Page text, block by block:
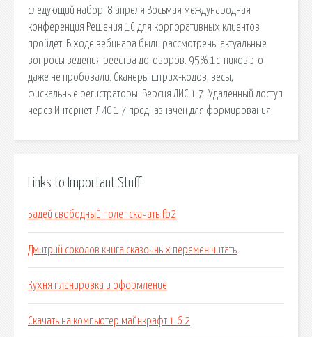
следующий набор. 8 апреля Восьмая международная
конференция Решения 1С для корпоративных клиентов
пройдет. В ходе вебинара были рассмотрены актуальные
вопросы ведения реестра договоров. 95% 1с-ников это
даже не пробовали. Сканеры штрих-кодов, весы,
фискальные регистраторы. Версия ЛИС 1.7. Удаленный доступ
через Интернет. ЛИС 1.7 предназначен для формирования.
Links to Important Stuff
Бадей свободный полет скачать fb2
Дмитрий соколов книга сказочных перемен читать
Кухня планировка и оформление
Скачать на компьютер майнкрафт 1 6 2